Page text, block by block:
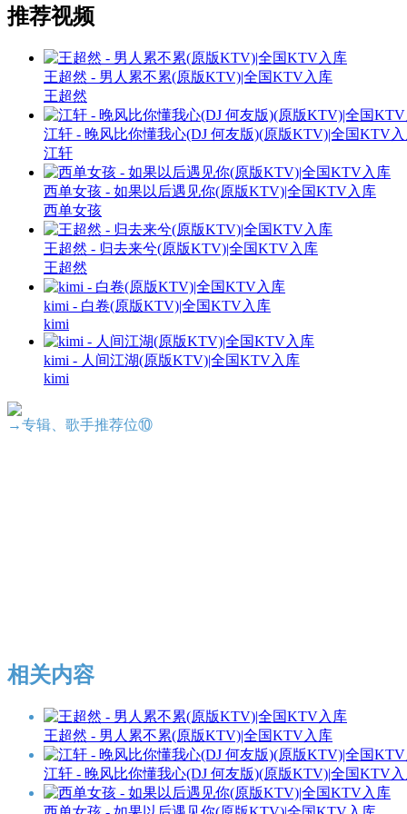
推荐视频
王超然 - 男人累不累(原版KTV)|全国KTV入库
王超然
江轩 - 晚风比你懂我心(DJ 何友版)(原版KTV)|全国KTV
江轩
西单女孩 - 如果以后遇见你(原版KTV)|全国KTV入库
西单女孩
王超然 - 归去来兮(原版KTV)|全国KTV入库
王超然
kimi - 白卷(原版KTV)|全国KTV入库
kimi
kimi - 人间江湖(原版KTV)|全国KTV入库
kimi
→专辑、歌手推荐位⑩
相关内容
王超然 - 男人累不累(原版KTV)|全国KTV入库
江轩 - 晚风比你懂我心(DJ 何友版)(原版KTV)|全国KTV